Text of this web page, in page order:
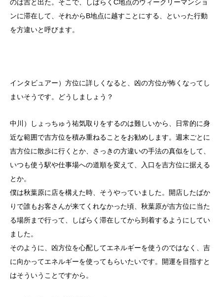
のは吉と出た。そこで、しばらくC地点のウィークリーマンショ
ンに滞在して、それからB地点に越すことにする、といった行動
を方違いと呼びます。
インタビュアー）方位に詳しくなると、凶の方位が怖くなってし
まいそうです。どうしましょう？
中川）しょっちゅう祐気取りをするのは難しいから、日常的に身
近な範囲で吉方位を積み重ねることをお勧めします。週末ごとに
吉方位に散歩に行くとか、さっきの方違いの手法の真似をして、
いつも使う駅や仕事場への道順を変えて、入口を吉方位に据える
とか。
僕は秋葉原に店を構えた時、そうやっていました。開店したばか
りで誰もお客さんが来てくれなかった頃、秋葉原が吉方位に当た
る場所まで行って、しばらく滞在してから到着するようにしてい
ました。
そのように、凶方位を心配してエネルギーを使うのではなく、吉
に向かってエネルギーを使ってもらいたいです。開運を目指すと
はそういうことですから。